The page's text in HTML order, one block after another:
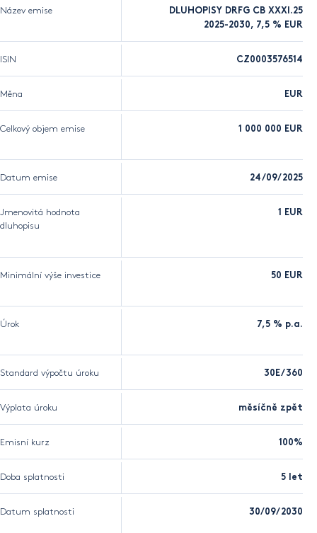
Název emise
DLUHOPISY DRFG CB XXXI.25
2025-2030, 7,5 % EUR
ISIN CZ0003576514
Měna EUR
Celkový objem emise 1 000 000 EUR
Datum emise 24/09/2025
Jmenovitá hodnota
dluhopisu
1 EUR
Minimální výše investice 50 EUR
Úrok 7,5 % p.a.
Standard výpočtu úroku 30E/360
Výplata úroku měsíčně zpět
Emisní kurz 100%
Doba splatnosti 5 let
Datum splatnosti 30/09/2030